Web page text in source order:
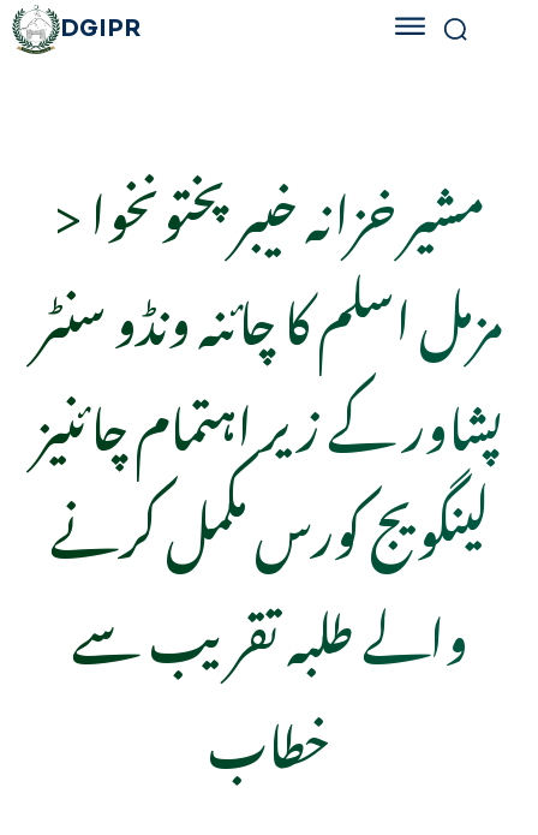
DGIPR
> مشیر خزانہ خیبرپختونخوا
مزمل اسلم کا چائنہ ونڈو سنٹر
پشاور کے زیر اہتمام چائنیز
لینگویج کورس مکمل کرنے
والے طلبہ تقریب سے
خطاب